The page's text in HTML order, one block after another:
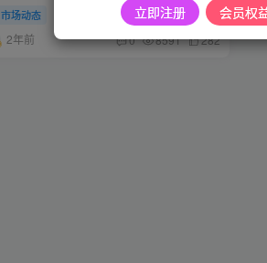
市场动态
2年前 0 8591 282
立即注册 会员权